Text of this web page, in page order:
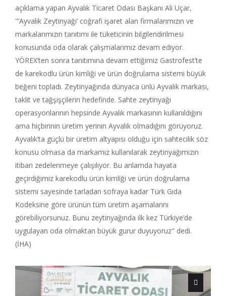
açıklama yapan Ayvalık Ticaret Odası Başkanı Ali Uçar,
"‘Ayvalık Zeytinyağı’ coğrafi işaret alan firmalarımızın ve
markalarımızın tanıtımı ile tüketicinin bilgilendirilmesi
konusunda oda olarak çalışmalarımız devam ediyor.
YÖREX’ten sonra tanıtımına devam ettiğimiz Gastrofest’te
de karekodlu ürün kimliği ve ürün doğrulama sistemi büyük
beğeni topladı. Zeytinyağında dünyaca ünlü Ayvalık markası,
taklit ve tağşişçilerin hedefinde. Sahte zeytinyağı
operasyonlarının hepsinde Ayvalık markasının kullanıldığını
ama hiçbirinin üretim yerinin Ayvalık olmadığını görüyoruz.
Ayvalık’ta güçlü bir üretim altyapısı olduğu için sahtecilik söz
konusu olmasa da markamız kullanılarak zeytinyağımızın
itibarı zedelenmeye çalışılıyor. Bu anlamda hayata
geçirdiğimiz karekodlu ürün kimliği ve ürün doğrulama
sistemi sayesinde tarladan sofraya kadar Türk Gıda
Kodeksine göre ürünün tüm üretim aşamalarını
görebiliyorsunuz. Bunu zeytinyağında ilk kez Türkiye’de
uygulayan oda olmaktan büyük gurur duyuyoruz" dedi.
(İHA)